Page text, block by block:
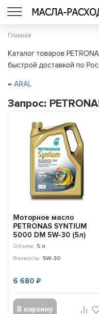
Главная
Каталог товаров
быстрой доставкой по
← ARAL
Запрос:
Моторное масло
PETRONAS SYNTIUM
5000 DM 5W-30 (5л)
70644M12EU
Объем: 5 л
Вязкость: 5W-30
6 680₽
В корзину